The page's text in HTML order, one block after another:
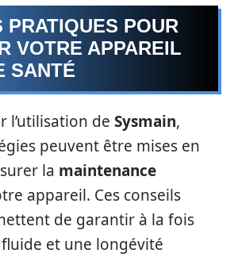
PRATIQUES POUR
VOTRE APPAREIL
SANTÉ
l’utilisation de Sysmain,
peuvent être mises en
la maintenance
appareil. Ces conseils
de garantir à la fois
et une longévité